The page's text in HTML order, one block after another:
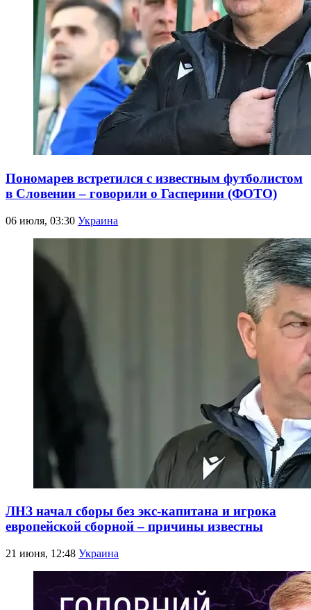
Пономарев встретился с известным футболистом
в Словении – говорили о Гасперини (ФОТО)
06 июля, 03:30 Украина
ЛНЗ начал сборы без экс-капитана и игрока
европейской сборной – причины известны
21 июня, 12:48 Украина